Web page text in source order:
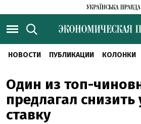
НОВОСТИ ПУБЛИКАЦИИ КОЛОНКИ
Один из топ-
предлагал снизить
ставку